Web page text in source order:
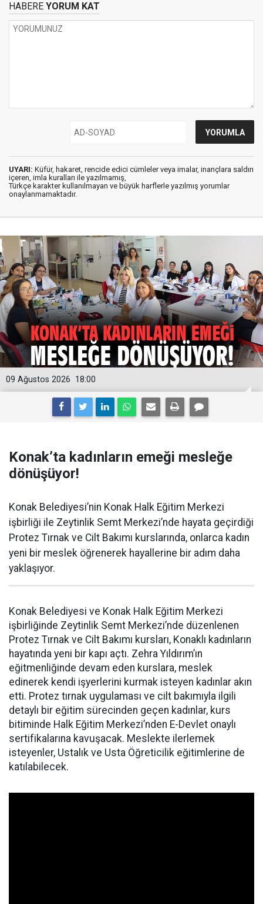
HABERE YORUM KAT
UYARI: Küfür, hakaret, rencide edici cümleler veya imalar, inançlara saldırı
içeren, imla kuralları ile yazılmamış,
Türkçe karakter kullanılmayan ve büyük harflerle yazılmış yorumlar
onaylanmamaktadır.
18:00
09 Ağustos 2026
Konak’ta kadınların emeği mesleğe
dönüşüyor!
Konak Belediyesi’nin Konak Halk Eğitim Merkezi
işbirliği ile Zeytinlik Semt Merkezi’nde hayata geçirdiği
Protez Tırnak ve Cilt Bakımı kurslarında, onlarca kadın
yeni bir meslek öğrenerek hayallerine bir adım daha
yaklaşıyor.
Konak Belediyesi ve Konak Halk Eğitim Merkezi
işbirliğinde Zeytinlik Semt Merkezi’nde düzenlenen
Protez Tırnak ve Cilt Bakımı kursları, Konaklı kadınların
hayatında yeni bir kapı açtı. Zehra Yıldırım’ın
eğitmenliğinde devam eden kurslara, meslek
edinerek kendi işyerlerini kurmak isteyen kadınlar akın
etti. Protez tırnak uygulaması ve cilt bakımıyla ilgili
detaylı bir eğitim sürecinden geçen kadınlar, kurs
bitiminde Halk Eğitim Merkezi’nden E-Devlet onaylı
sertifikalarına kavuşacak. Meslekte ilerlemek
isteyenler, Ustalık ve Usta Öğreticilik eğitimlerine de
katılabilecek.